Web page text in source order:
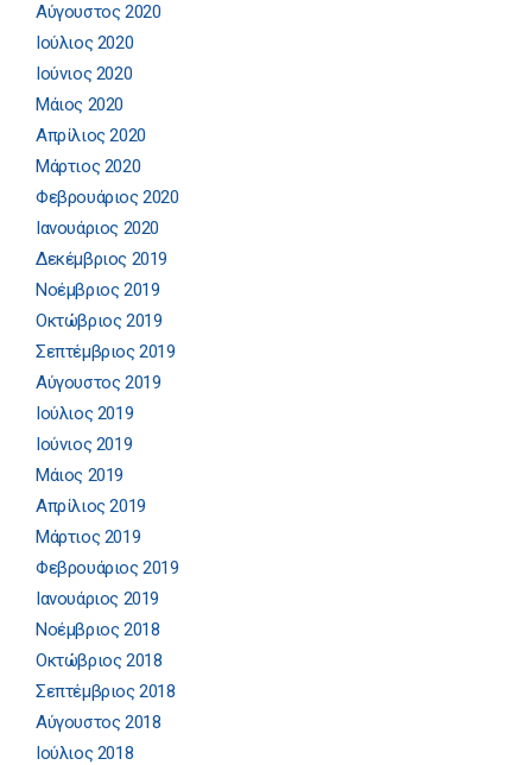
Αύγουστος 2020
Ιούλιος 2020
Ιούνιος 2020
Μάιος 2020
Απρίλιος 2020
Μάρτιος 2020
Φεβρουάριος 2020
Ιανουάριος 2020
Δεκέμβριος 2019
Νοέμβριος 2019
Οκτώβριος 2019
Σεπτέμβριος 2019
Αύγουστος 2019
Ιούλιος 2019
Ιούνιος 2019
Μάιος 2019
Απρίλιος 2019
Μάρτιος 2019
Φεβρουάριος 2019
Ιανουάριος 2019
Νοέμβριος 2018
Οκτώβριος 2018
Σεπτέμβριος 2018
Αύγουστος 2018
Ιούλιος 2018